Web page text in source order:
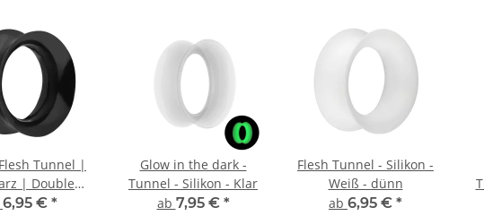
Tunnel |
| Double
Ohrtunnel |
6,95 € *
Glow in the dark -
Tunnel - Silikon - Klar
ab 7,95 € *
Flesh Tunnel - Silikon -
Weiß - dünn
ab 6,95 € *